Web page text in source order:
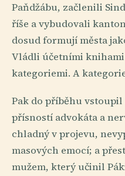
Paňdžábu, začlenili
říše a vybudovali
dosud formují města
Vládli účetními knihami
kategoriemi. A
Pak do příběhu
přísností advokáta a
chladný v projevu,
masových emocí; a
mužem, který učinil